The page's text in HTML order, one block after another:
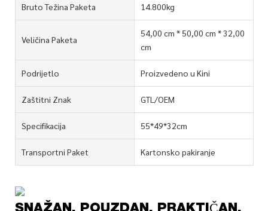
Bruto Težina Paketa 14.800kg
Veličina Paketa
54,00 cm * 50,00 cm * 32,00
cm
Podrijetlo Proizvedeno u Kini
Zaštitni Znak GTL/OEM
Specifikacija 55*49*32cm
Transportni Paket Kartonsko pakiranje